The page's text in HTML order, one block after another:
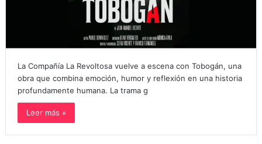
La Compañía La Revoltosa vuelve a escena con Tobogán, una
obra que combina emoción, humor y reflexión en una historia
profundamente humana. La trama g
Leer más »